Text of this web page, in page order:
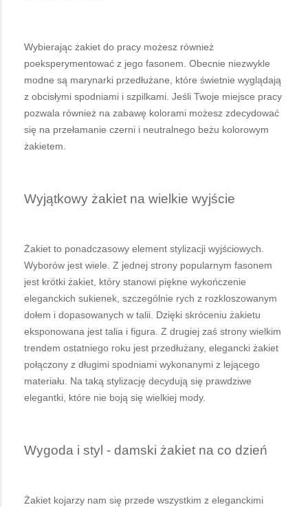
Wybierając żakiet do pracy możesz również
poeksperymentować z jego fasonem. Obecnie niezwykle
modne są marynarki przedłużane, które świetnie wyglądają
z obcisłymi spodniami i szpilkami. Jeśli Twoje miejsce pracy
pozwala również na zabawę kolorami możesz zdecydować
się na przełamanie czerni i neutralnego beżu kolorowym
żakietem.
Wyjątkowy żakiet na wielkie wyjście
Żakiet to ponadczasowy element stylizacji wyjściowych.
Wyborów jest wiele. Z jednej strony popularnym fasonem
jest krótki żakiet, który stanowi piękne wykończenie
eleganckich sukienek, szczególnie rych z rozkloszowanym
dołem i dopasowanych w talii. Dzięki skróceniu żakietu
eksponowana jest talia i figura. Z drugiej zaś strony wielkim
trendem ostatniego roku jest przedłużany, elegancki żakiet
połączony z długimi spodniami wykonanymi z lejącego
materiału. Na taką stylizację decydują się prawdziwe
elegantki, które nie boją się wielkiej mody.
Wygoda i styl - damski żakiet na co dzień
Żakiet kojarzy nam się przede wszystkim z eleganckimi